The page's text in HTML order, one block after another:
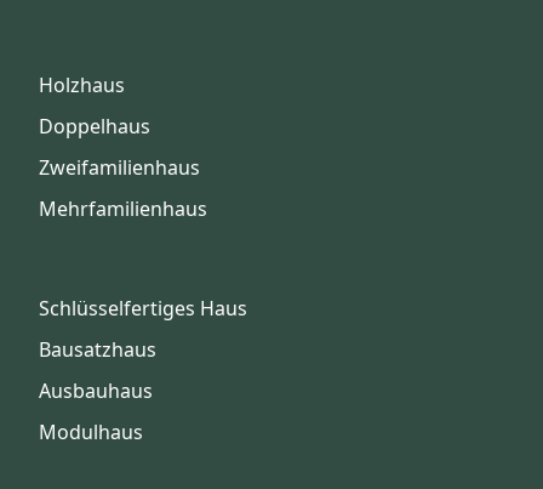
Holzhaus
Doppelhaus
Zweifamilienhaus
Mehrfamilienhaus
Schlüsselfertiges Haus
Bausatzhaus
Ausbauhaus
Modulhaus